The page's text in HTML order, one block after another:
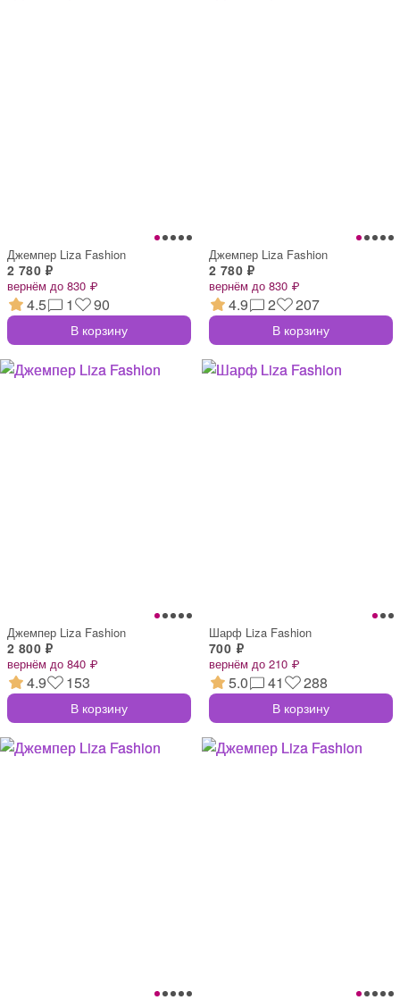
Джемпер Liza Fashion
2 780 ₽
вернём до 830 ₽
4.5 1 90
В корзину
Джемпер Liza Fashion
2 780 ₽
вернём до 830 ₽
4.9 2 207
В корзину
Джемпер Liza Fashion
2 800 ₽
вернём до 840 ₽
4.9 153
В корзину
Шарф Liza Fashion
700 ₽
вернём до 210 ₽
5.0 41 288
В корзину